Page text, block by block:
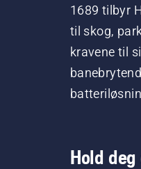
1689 tilbyr
til skog,
kravene til
Hold